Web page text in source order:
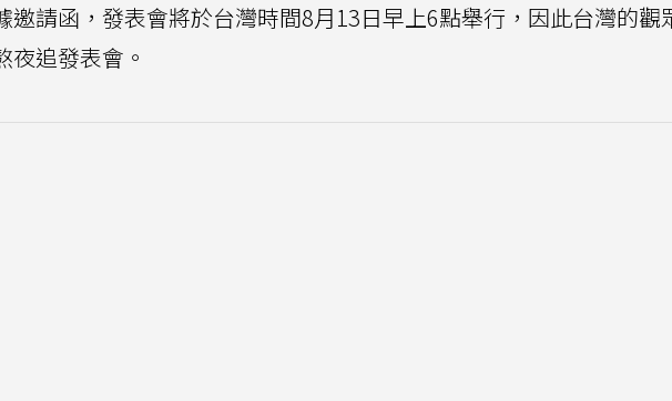
邀請函，發表會將於台灣時間8月13日早上6點舉行，因此台灣的觀
夜追發表會。